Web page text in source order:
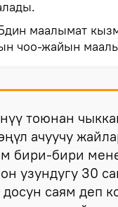
маалымат
чоо-жайын
тоюнан
ачуучу
бири-бири
узундугу 30
саям деп